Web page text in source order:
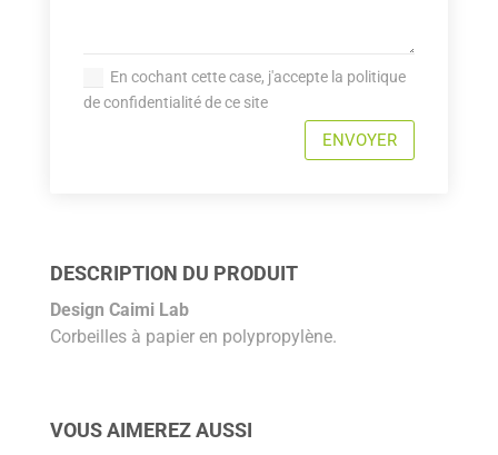
En cochant cette case, j'accepte la politique
de confidentialité de ce site
ENVOYER
DESCRIPTION DU PRODUIT
Design Caimi Lab
Corbeilles à papier en polypropylène.
VOUS AIMEREZ AUSSI